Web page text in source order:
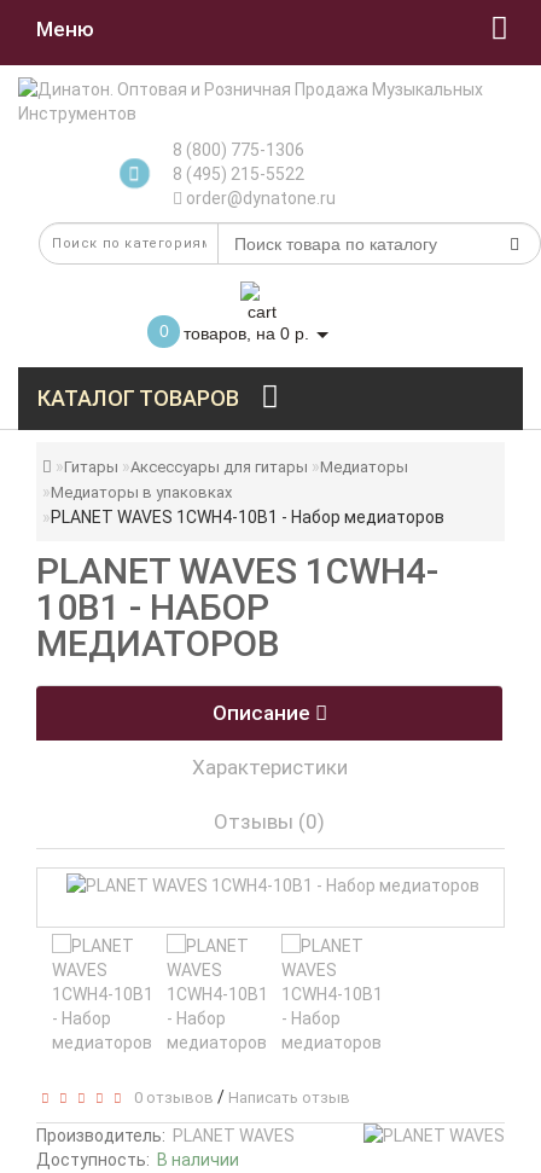
Меню
8 (800) 775-1306
8 (495) 215-5522
order@dynatone.ru
0 товаров, на 0 р.
КАТАЛОГ ТОВАРОВ
Гитары Аксессуары для гитары
Медиаторы
Медиаторы в упаковках
PLANET WAVES 1CWH4-10B1 - Набор медиаторов
PLANET WAVES 1CWH4-
10B1 - НАБОР
МЕДИАТОРОВ
Описание
Характеристики
Отзывы (0)
0 отзывов / Написать отзыв
Производитель: PLANET WAVES
Доступность: В наличии